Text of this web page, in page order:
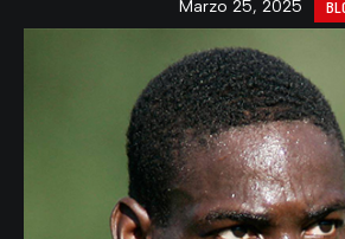
Marzo 25, 2025